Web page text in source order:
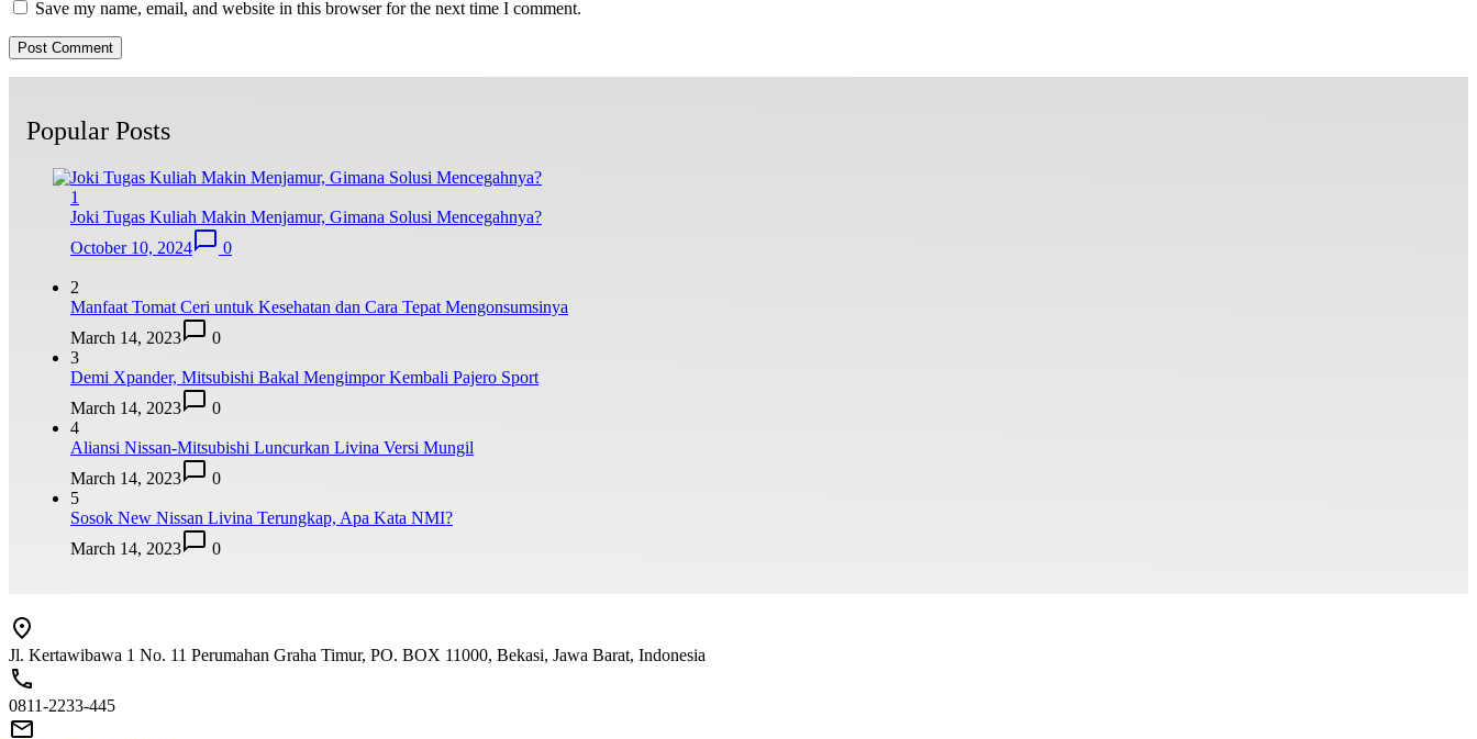
Save my name, email, and website in this browser for the next time I comment.
Popular Posts
1
Joki Tugas Kuliah Makin Menjamur, Gimana Solusi Mencegahnya?
October 10, 2024
0
2
Manfaat Tomat Ceri untuk Kesehatan dan Cara Tepat Mengonsumsinya
March 14, 2023
0
3
Demi Xpander, Mitsubishi Bakal Mengimpor Kembali Pajero Sport
March 14, 2023
0
4
Aliansi Nissan-Mitsubishi Luncurkan Livina Versi Mungil
March 14, 2023
0
5
Sosok New Nissan Livina Terungkap, Apa Kata NMI?
March 14, 2023
0
Jl. Kertawibawa 1 No. 11 Perumahan Graha Timur, PO. BOX 11000, Bekasi, Jawa Barat, Indonesia
0811-2233-445